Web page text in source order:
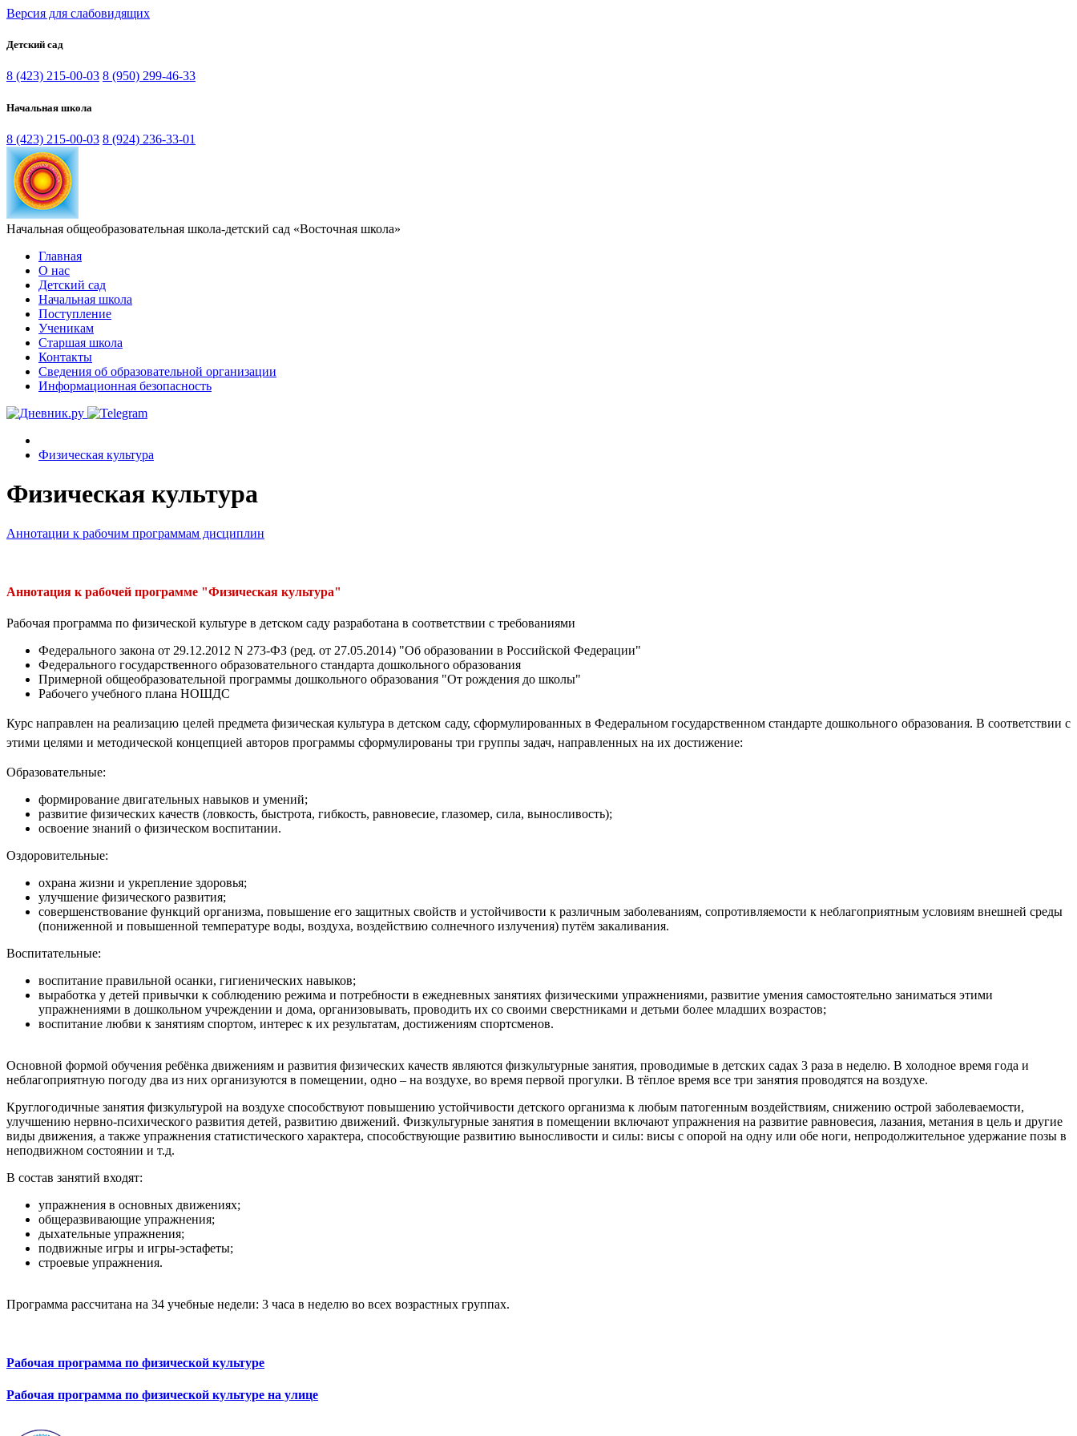
Версия для слабовидящих
Детский сад
8 (423) 215-00-03 8 (950) 299-46-33
Начальная школа
8 (423) 215-00-03 8 (924) 236-33-01
Начальная общеобразовательная школа-детский сад «Восточная школа»
Главная
О нас
Детский сад
Начальная школа
Поступление
Ученикам
Старшая школа
Контакты
Сведения об образовательной организации
Информационная безопасность
Физическая культура
Физическая культура
Аннотации к рабочим программам дисциплин
Аннотация к рабочей программе "Физическая культура"
Рабочая программа по физической культуре в детском саду разработана в соответствии с требованиями
Федерального закона от 29.12.2012 N 273-ФЗ (ред. от 27.05.2014) "Об образовании в Российской Федерации"
Федерального государственного образовательного стандарта дошкольного образования
Примерной общеобразовательной программы дошкольного образования "От рождения до школы"
Рабочего учебного плана НОШДС
Курс направлен на реализацию целей предмета физическая культура в детском саду, сформулированных в Федеральном государственном стандарте дошкольного образования. В соответствии с
этими целями и методической концепцией авторов программы сформулированы три группы задач, направленных на их достижение:
Образовательные:
формирование двигательных навыков и умений;
развитие физических качеств (ловкость, быстрота, гибкость, равновесие, глазомер, сила, выносливость);
освоение знаний о физическом воспитании.
Оздоровительные:
охрана жизни и укрепление здоровья;
улучшение физического развития;
совершенствование функций организма, повышение его защитных свойств и устойчивости к различным заболеваниям, сопротивляемости к неблагоприятным условиям внешней среды
(пониженной и повышенной температуре воды, воздуха, воздействию солнечного излучения) путём закаливания.
Воспитательные:
воспитание правильной осанки, гигиенических навыков;
выработка у детей привычки к соблюдению режима и потребности в ежедневных занятиях физическими упражнениями, развитие умения самостоятельно заниматься этими
упражнениями в дошкольном учреждении и дома, организовывать, проводить их со своими сверстниками и детьми более младших возрастов;
воспитание любви к занятиям спортом, интерес к их результатам, достижениям спортсменов.
Основной формой обучения ребёнка движениям и развития физических качеств являются физкультурные занятия, проводимые в детских садах 3 раза в неделю. В холодное время года и
неблагоприятную погоду два из них организуются в помещении, одно – на воздухе, во время первой прогулки. В тёплое время все три занятия проводятся на воздухе.
Круглогодичные занятия физкультурой на воздухе способствуют повышению устойчивости детского организма к любым патогенным воздействиям, снижению острой заболеваемости,
улучшению нервно-психического развития детей, развитию движений. Физкультурные занятия в помещении включают упражнения на развитие равновесия, лазания, метания в цель и другие
виды движения, а также упражнения статистического характера, способствующие развитию выносливости и силы: висы с опорой на одну или обе ноги, непродолжительное удержание позы в
неподвижном состоянии и т.д.
В состав занятий входят:
упражнения в основных движениях;
общеразвивающие упражнения;
дыхательные упражнения;
подвижные игры и игры-эстафеты;
строевые упражнения.
Программа рассчитана на 34 учебные недели: 3 часа в неделю во всех возрастных группах.
Рабочая программа по физической культуре
Рабочая программа по физической культуре на улице